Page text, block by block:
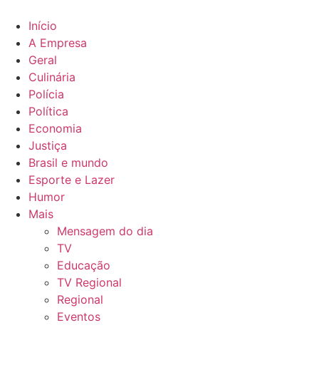
para
conteúdo
Início
A Empresa
Geral
Culinária
Polícia
Política
Economia
Justiça
Brasil e mundo
Esporte e Lazer
Humor
Mais
Mensagem do dia
TV
Educação
TV Regional
Regional
Eventos